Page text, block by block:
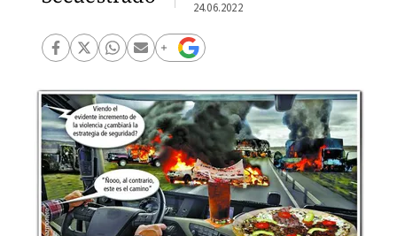
24.06.2022